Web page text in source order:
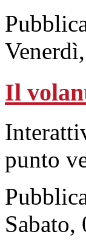
Il
punto